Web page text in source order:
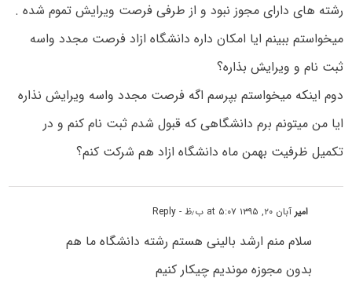
رشته های دارای مجوز نبود و از طرفی فرصت ویرایش تموم شده .
میخواستم ببینم ایا امکان داره دانشگاه ازاد فرصت مجدد واسه
ثبت نام و ویرایش بذاره؟
دوم اینکه میخواستم بپرسم اگه فرصت مجدد واسه ویرایش نذاره
ایا من میتونم برم دانشگاهی که قبول شدم ثبت نام کنم و در
تکمیل ظرفیت بهمن ماه دانشگاه ازاد هم شرکت کنم؟
امیرآبان ۲۰, ۱۳۹۵ at ۵:۰۷ ب٫ظ - Reply
سلام منم ارشد بالینی هستم رشته دانشگاه ما هم
بدون مجوزه موندیم چیکار کنیم